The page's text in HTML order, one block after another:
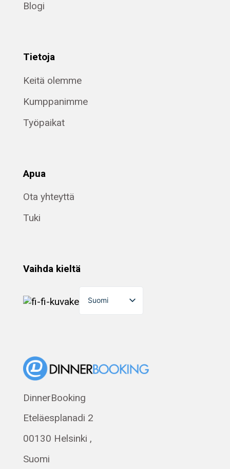
Blogi
Tietoja
Keitä olemme
Kumppanimme
Työpaikat
Apua
Ota yhteyttä
Tuki
Vaihda kieltä
Suomi
English
Eesti
Français
DinnerBooking
Eteläesplanadi 2
00130 Helsinki ,
Suomi